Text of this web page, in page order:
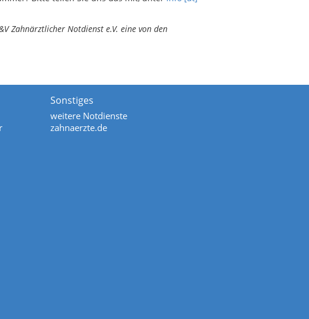
Zahnärztlicher Notdienst e.V. eine von den
Sonstiges
weitere Notdienste
zahnaerzte.de